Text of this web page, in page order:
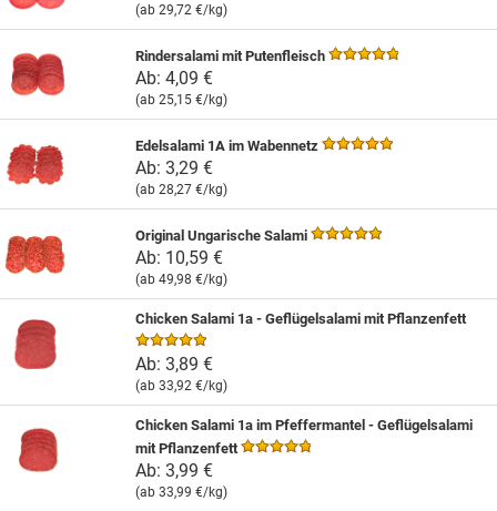
(ab 29,72 €/kg)
Rindersalami mit Putenfleisch
Ab: 4,09 €
(ab 25,15 €/kg)
Edelsalami 1A im Wabennetz
Ab: 3,29 €
(ab 28,27 €/kg)
Original Ungarische Salami
Ab: 10,59 €
(ab 49,98 €/kg)
Chicken Salami 1a - Geflügelsalami mit Pflanzenfett
Ab: 3,89 €
(ab 33,92 €/kg)
Chicken Salami 1a im Pfeffermantel - Geflügelsalami
mit Pflanzenfett
Ab: 3,99 €
(ab 33,99 €/kg)